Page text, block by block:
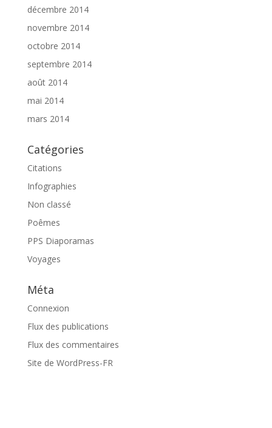
décembre 2014
novembre 2014
octobre 2014
septembre 2014
août 2014
mai 2014
mars 2014
Catégories
Citations
Infographies
Non classé
Poêmes
PPS Diaporamas
Voyages
Méta
Connexion
Flux des publications
Flux des commentaires
Site de WordPress-FR